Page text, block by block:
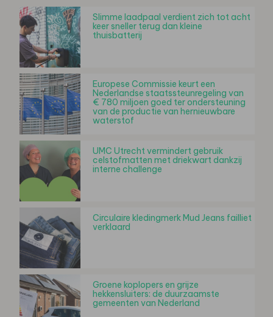
Slimme laadpaal verdient zich tot acht
keer sneller terug dan kleine
thuisbatterij
Europese Commissie keurt een
Nederlandse staatssteunregeling van
€ 780 miljoen goed ter ondersteuning
van de productie van hernieuwbare
waterstof
UMC Utrecht vermindert gebruik
celstofmatten met driekwart dankzij
interne challenge
Circulaire kledingmerk Mud Jeans failliet
verklaard
Groene koplopers en grijze
hekkensluiters: de duurzaamste
gemeenten van Nederland